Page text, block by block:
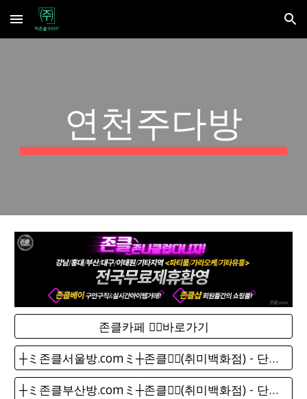
Skip to main content Skip to navigation
연천주다방
존클카페 ❤️‍🔥바로가기
┼ミ존클서울방.comミ┼존클❤️‍🔥(취미백화점) - 단톡방
┼ミ존클부산방.comミ┼존클❤️‍🔥(취미백화점) - 단톡방